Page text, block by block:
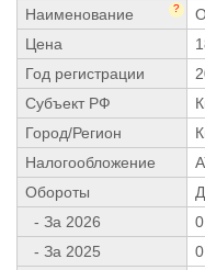
Наименование ?
Цена
Год регистрации
Субъект РФ
Город/Регион
Налогообложение
Обороты
- За 2026
0
- За 2025
0